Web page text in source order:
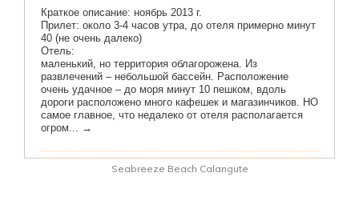
Seabreeze Beach Calangute